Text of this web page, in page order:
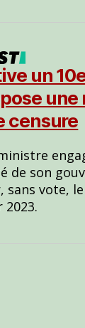
un
censure
de son
sans vote,